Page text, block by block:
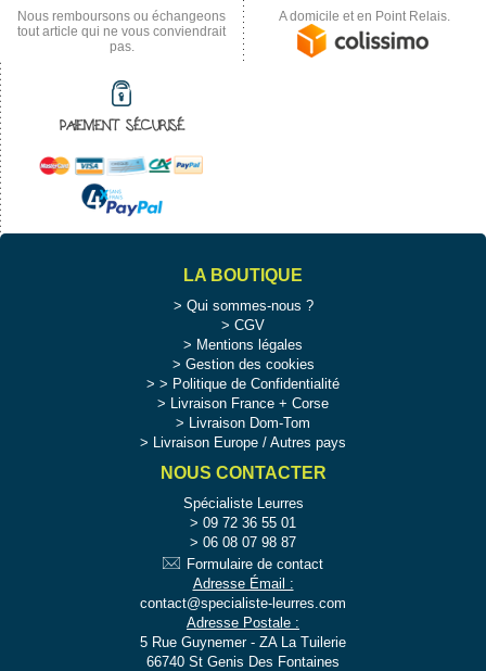
Nous remboursons ou échangeons
tout article qui ne vous conviendrait
pas.
A domicile et en Point Relais.
PAIEMENT SÉCURISÉ
LA BOUTIQUE
Qui sommes-nous ?
CGV
Mentions légales
Gestion des cookies
>
Politique de Confidentialité
Livraison France + Corse
Livraison Dom-Tom
Livraison Europe / Autres pays
NOUS CONTACTER
Spécialiste Leurres
09 72 36 55 01
06 08 07 98 87
Formulaire de contact
Adresse Émail :
contact@specialiste-leurres.com
Adresse Postale :
5 Rue Guynemer - ZA La Tuilerie
66740 St Genis Des Fontaines